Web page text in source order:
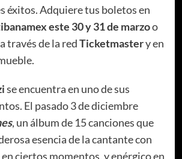
éxitos. Adquiere tus boletos en
este 30 y 31 de marzoo
través de la redTicketmastery en
se encuentra en uno de sus
El pasado 3 de diciembre
, un álbum de 15 canciones que
esencia de la cantante con
ciertos momentos, y enérgico en